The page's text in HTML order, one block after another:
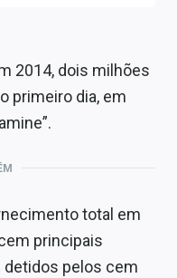
2014, dois milhões
primeiro dia, em
total em
principais
detidos pelos cem